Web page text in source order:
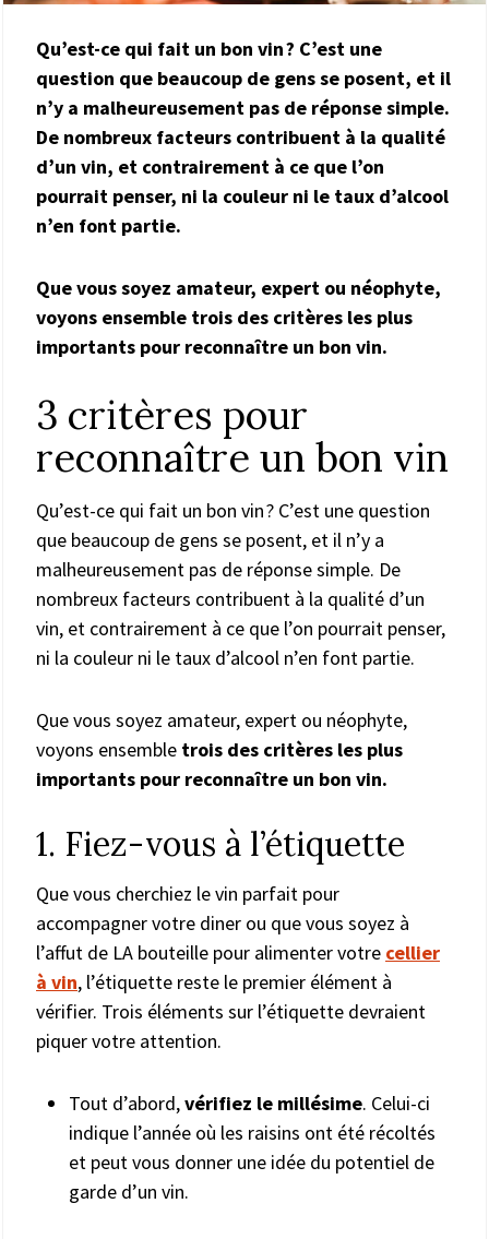
Qu’est-ce qui fait un bon vin ? C’est une
question que beaucoup de gens se posent, et il
n’y a malheureusement pas de réponse simple.
De nombreux facteurs contribuent à la qualité
d’un vin, et contrairement à ce que l’on
pourrait penser, ni la couleur ni le taux d’alcool
n’en font partie.
Que vous soyez amateur, expert ou néophyte,
voyons ensemble trois des critères les plus
importants pour reconnaître un bon vin.
3 critères pour
reconnaître un bon vin
Qu’est-ce qui fait un bon vin ? C’est une question
que beaucoup de gens se posent, et il n’y a
malheureusement pas de réponse simple. De
nombreux facteurs contribuent à la qualité d’un
vin, et contrairement à ce que l’on pourrait penser,
ni la couleur ni le taux d’alcool n’en font partie.
Que vous soyez amateur, expert ou néophyte,
voyons ensemble trois des critères les plus
importants pour reconnaître un bon vin.
1. Fiez-vous à l’étiquette
Que vous cherchiez le vin parfait pour
accompagner votre diner ou que vous soyez à
l’affut de LA bouteille pour alimenter votre cellier
à vin, l’étiquette reste le premier élément à
vérifier. Trois éléments sur l’étiquette devraient
piquer votre attention.
Tout d’abord,vérifiez le millésime. Celui-ci
indique l’année où les raisins ont été récoltés
et peut vous donner une idée du potentiel de
garde d’un vin.